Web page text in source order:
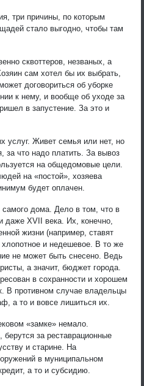
три причины, по которым
стало выгодно, чтобы там
сквоттеров, незваных, а
сам хотел бы их выбрать,
договориться об уборке
к нему, и вообще об уходе за
в запустение. За это и
услуг. Живет семья или нет, но
что надо платить. За вывоз
на общедомовые цели.
на «постой», хозяева
будет оплачен.
самого дома. Дело в том, что в
даже XVII века. Их, конечно,
жизни (например, ставят
хлопотное и недешевое. В то же
не может быть снесено. Ведь
а значит, бюджет города.
в сохранности и хорошем
В противном случае владельцы
а то и вовсе лишиться их.
«замке» немало.
берутся за реставрационные
и старине. На
в муниципальном
а то и субсидию.